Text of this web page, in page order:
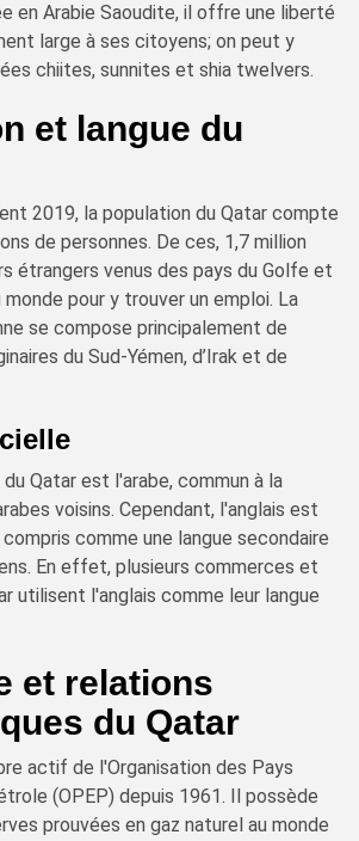
en Arabie Saoudite, il offre une liberté
large à ses citoyens; on peut y
chiites, sunnites et shia twelvers.
et langue du
2019, la population du Qatar compte
de personnes. De ces, 1,7 million
étrangers venus des pays du Golfe et
pour y trouver un emploi. La
se compose principalement de
du Sud-Yémen, d’Irak et de
Qatar est l'arabe, commun à la
voisins. Cependant, l'anglais est
comme une langue secondaire
En effet, plusieurs commerces et
utilisent l'anglais comme leur langue
et relations
du Qatar
actif de l'Organisation des Pays
(OPEP) depuis 1961. Il possède
prouvées en gaz naturel au monde